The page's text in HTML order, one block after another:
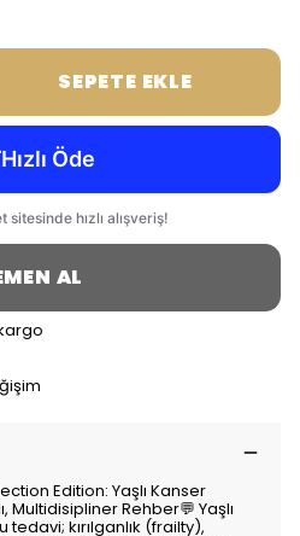
SEPETE EKLE
AL
Edition: Yaşlı Kanser
Multidisipliner Rehber💬 Yaşlı
kırılganlık (frailty),